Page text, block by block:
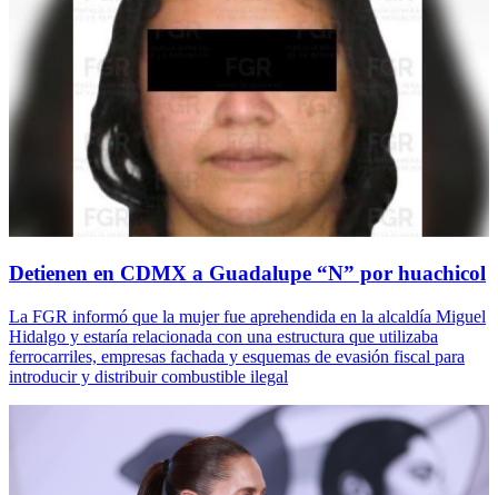
Detienen en CDMX a Guadalupe “N” por huachicol
La FGR informó que la mujer fue aprehendida en la alcaldía Miguel
Hidalgo y estaría relacionada con una estructura que utilizaba
ferrocarriles, empresas fachada y esquemas de evasión fiscal para
introducir y distribuir combustible ilegal